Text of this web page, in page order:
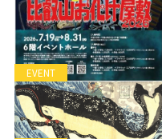
EVENT